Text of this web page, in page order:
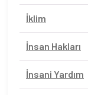
İklim
İnsan Hakları
İnsani Yardım